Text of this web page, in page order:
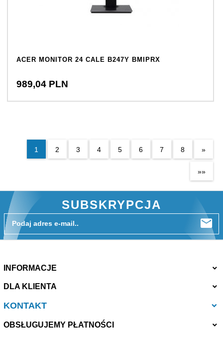
ACER MONITOR 24 CALE B247Y BMIPRX
989,04 PLN
1 2 3 4 5 6 7 8 »
»»
SUBSKRYPCJA
Podaj adres e-mail..
INFORMACJE
DLA KLIENTA
KONTAKT
OBSŁUGUJEMY PŁATNOŚCI